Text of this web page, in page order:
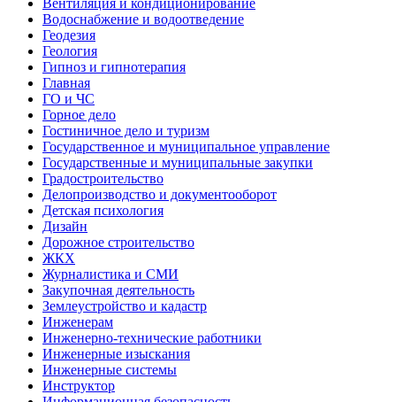
Вентиляция и кондиционирование
Водоснабжение и водоотведение
Геодезия
Геология
Гипноз и гипнотерапия
Главная
ГО и ЧС
Горное дело
Гостиничное дело и туризм
Государственное и муниципальное управление
Государственные и муниципальные закупки
Градостроительство
Делопроизводство и документооборот
Детская психология
Дизайн
Дорожное строительство
ЖКХ
Журналистика и СМИ
Закупочная деятельность
Землеустройство и кадастр
Инженерам
Инженерно-технические работники
Инженерные изыскания
Инженерные системы
Инструктор